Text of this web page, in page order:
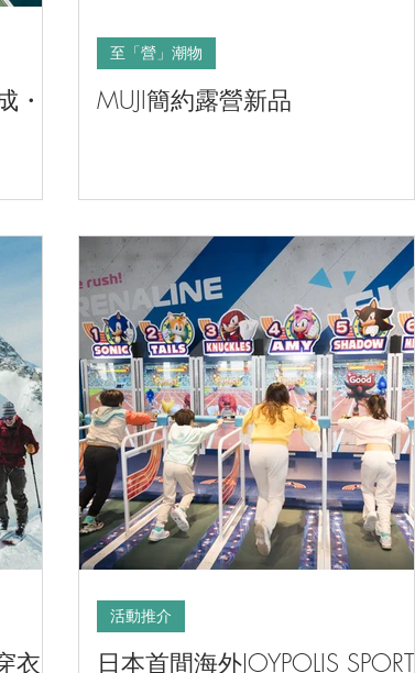
・
MUJI簡約露營新品
至「營」潮物
衣 日本首間海外JOYPOLIS SPORTS
活動推介